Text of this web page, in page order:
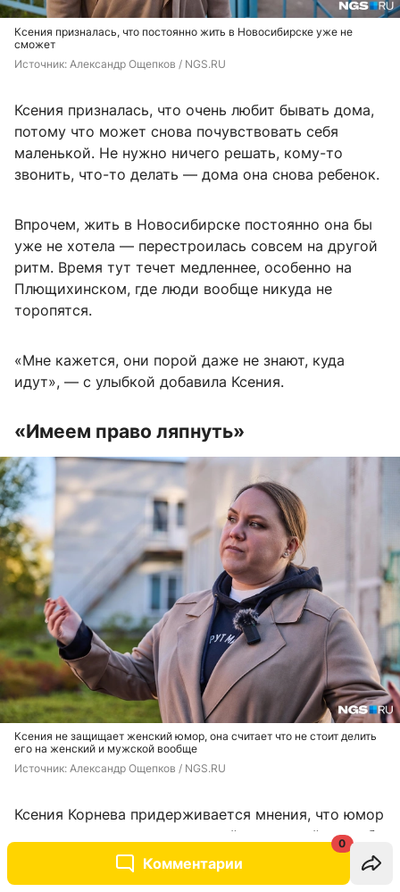
Комментарии
0
Ксения призналась, что постоянно жить в Новосибирске уже не
сможет
Источник: Александр Ощепков / NGS.RU
Ксения призналась, что очень любит бывать дома,
потому что может снова почувствовать себя
маленькой. Не нужно ничего решать, кому-то
звонить, что-то делать — дома она снова ребенок.
Впрочем, жить в Новосибирске постоянно она бы
уже не хотела — перестроилась совсем на другой
ритм. Время тут течет медленнее, особенно на
Плющихинском, где люди вообще никуда не
торопятся.
«Мне кажется, они порой даже не знают, куда
идут», — с улыбкой добавила Ксения.
«Имеем право ляпнуть»
Ксения не защищает женский юмор, она считает что не стоит делить
его на женский и мужской вообще
Источник: Александр Ощепков / NGS.RU
Ксения Корнева придерживается мнения, что юмор
не может делиться на женский и мужской: он либо
смешной, либо нет.